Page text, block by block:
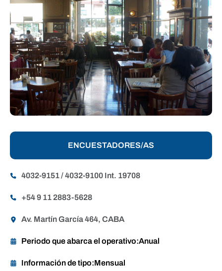
ENCUESTADORES/AS
4032-9151 / 4032-9100 Int. 19708
+54 9 11 2883-5628
Av. Martín García 464, CABA
Periodo que abarca el operativo:Anual
Información de tipo:Mensual